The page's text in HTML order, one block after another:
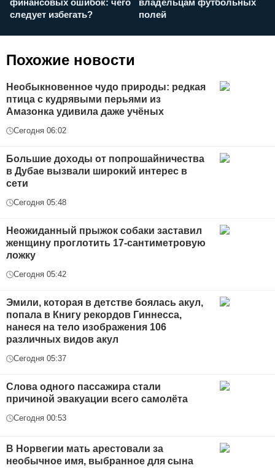
финансовых ошибок: чего
следует избегать?
владельцам футбольных
полей
Похожие новости
Необыкновенное чудо природы: редкая
птица с кудрявыми перьями из
Амазонка удивила даже учёных
Сегодня 06:02
Большие доходы от попрошайничества
в Дубае вызвали широкий интерес в
сети
Сегодня 05:48
Неожиданный прыжок собаки заставил
женщину проглотить 17-сантиметровую
ложку
Сегодня 05:42
Эмили, которая в детстве боялась акул,
попала в Книгу рекордов Гиннесса,
нанеся на тело изображения 106
различных видов акул
Сегодня 05:37
Слова одного пассажира стали
причиной эвакуации всего самолёта
Сегодня 00:53
В Норвегии мать арестовали за
необычное имя, выбранное для сына